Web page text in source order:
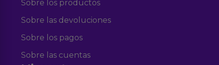
Sobre los productos
Sobre las devoluciones
Sobre los pagos
Sobre las cuentas